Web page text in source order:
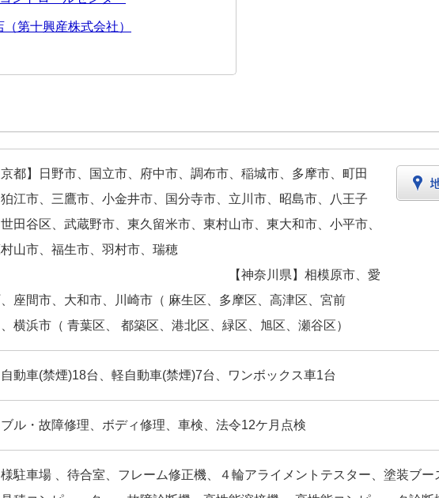
第十興産株式会社）
都】日野市、国立市、府中市、調布市、稲城市、多摩市、町田
江市、三鷹市、小金井市、国分寺市、立川市、昭島市、八王子
田谷区、武蔵野市、東久留米市、東村山市、東大和市、小平市、
山市、福生市、羽村市、瑞穂
【神奈川県】相模原市、愛
座間市、大和市、川崎市（ 麻生区、多摩区、高津区、宮前
横浜市（ 青葉区、 都築区、港北区、緑区、旭区、瀬谷区）
動車(禁煙)18台、軽自動車(禁煙)7台、ワンボックス車1台
ル・故障修理、ボディ修理、車検、法令12ケ月点検
駐車場 、待合室、フレーム修正機、４輪アライメントテスター、塗装ブー